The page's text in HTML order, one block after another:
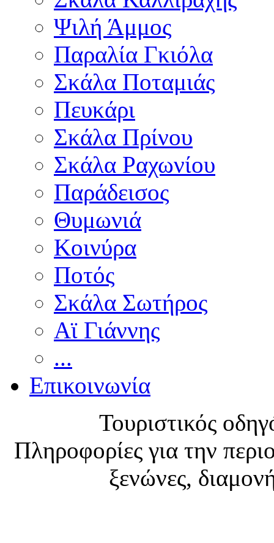
Ψιλή Άμμος
Παραλία Γκιόλα
Σκάλα Ποταμιάς
Πευκάρι
Σκάλα Πρίνου
Σκάλα Ραχωνίου
Παράδεισος
Θυμωνιά
Κοινύρα
Ποτός
Σκάλα Σωτήρος
Αϊ Γιάννης
...
Επικοινωνία
Τουριστικός
Πληροφορίες για την
ξενώνες,